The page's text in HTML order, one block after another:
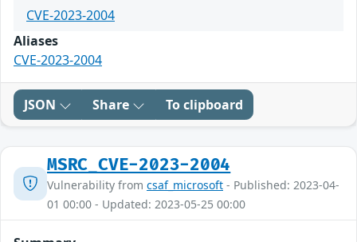
CVE-2023-2004
Aliases
CVE-2023-2004
JSON Share To clipboard
MSRC_CVE-2023-2004
Vulnerability from csaf_microsoft - Published: 2023-04-
01 00:00 - Updated: 2023-05-25 00:00